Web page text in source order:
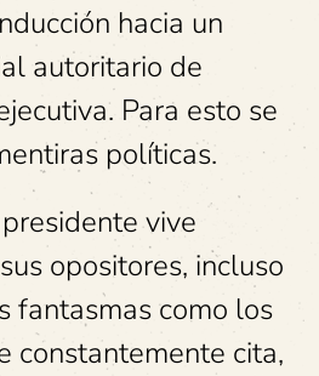
hacia un
autoritario de
Para esto se
políticas.
vive
opositores, incluso
fantasmas como los
constantemente cita,